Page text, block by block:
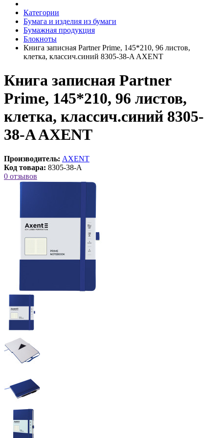
Категории
Бумага и изделия из бумаги
Бумажная продукция
Блокноты
Книга записная Partner Prime, 145*210, 96 листов,
клетка, классич.синий 8305-38-A AXENT
Книга записная Partner
Prime, 145*210, 96 листов,
клетка, классич.синий 8305-
38-A AXENT
Производитель: AXENT
Код товара: 8305-38-A
0 отзывов